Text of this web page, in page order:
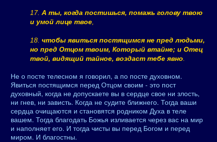
17. А ты, когда постишься, помажь голову твою
и умой лице твое
18. чтобы явиться постящимся не пред людьми,
но пред Отцом твоим, Который втайне; и Отец
твой, видящий тайное, воздаст тебе явно
Не о посте телесном я говорил, а по посте духовном.
Явиться постящимся перед Отцом своим - это пост
духовный, когда не допускаете вы в сердце свое ни злость,
ни гнев, ни зависть. Когда не судите ближнего. Тогда ваши
сердца очищаются и становятся родником Духа в теле
вашем. Тогда благодать Божья изливается через вас на мир
и наполняет его. И тогда чисты вы перед Богом и перед
миром. И благостны.